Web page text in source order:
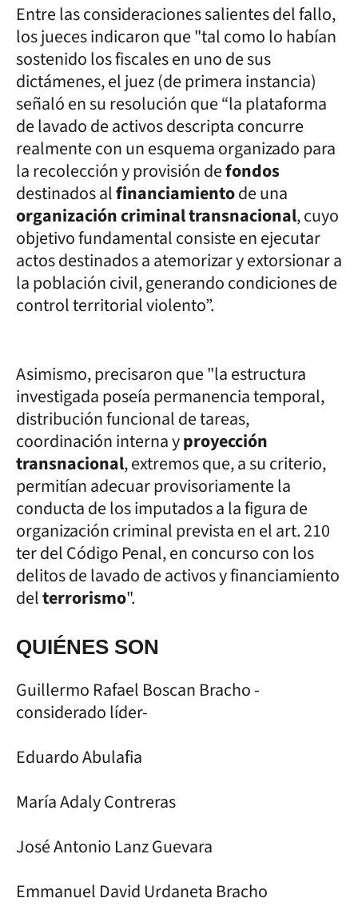
Entre las consideraciones salientes del fallo,
los jueces indicaron que "tal como lo habían
sostenido los fiscales en uno de sus
dictámenes, el juez (de primera instancia)
señaló en su resolución que “la plataforma
de lavado de activos descripta concurre
realmente con un esquema organizado para
la recolección y provisión defondos
destinados alfinanciamientode una
organización criminal transnacional, cuyo
objetivo fundamental consiste en ejecutar
actos destinados a atemorizar y extorsionar a
la población civil, generando condiciones de
control territorial violento”.
Asimismo, precisaron que "la estructura
investigada poseía permanencia temporal,
distribución funcional de tareas,
coordinación interna yproyección
transnacional, extremos que, a su criterio,
permitían adecuar provisoriamente la
conducta de los imputados a la figura de
organización criminal prevista en el art. 210
ter del Código Penal, en concurso con los
delitos de lavado de activos y financiamiento
delterrorismo".
QUIÉNES SON
Guillermo Rafael Boscan Bracho -
considerado líder-
Eduardo Abulafia
María Adaly Contreras
José Antonio Lanz Guevara
Emmanuel David Urdaneta Bracho